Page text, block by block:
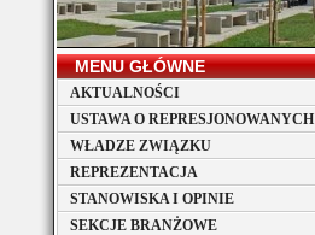
MENU GŁÓWNE
AKTUALNOŚCI
USTAWA O REPRESJONOWANYCH
WŁADZE ZWIĄZKU
REPREZENTACJA
STANOWISKA I OPINIE
SEKCJE BRANŻOWE